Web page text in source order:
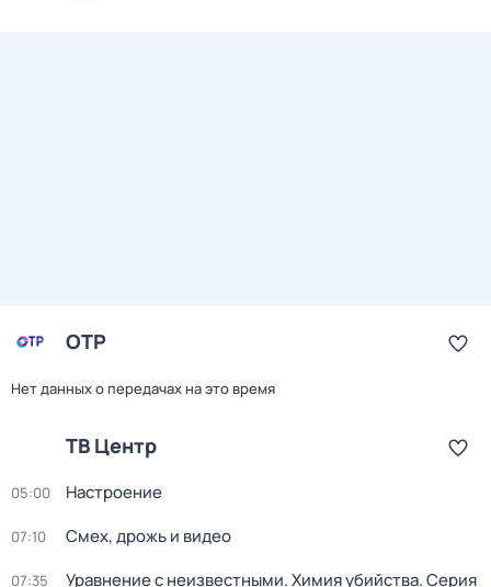
ОТР
Нет данных о передачах на это время
ТВ Центр
05:00 Настроение
07:10 Смех, дрожь и видео
07:35 Уравнение с неизвестными. Химия убийства. Серия